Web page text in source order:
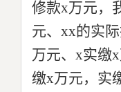
修款x万元，
元、xx的实
万元、x实缴
缴x万元，实